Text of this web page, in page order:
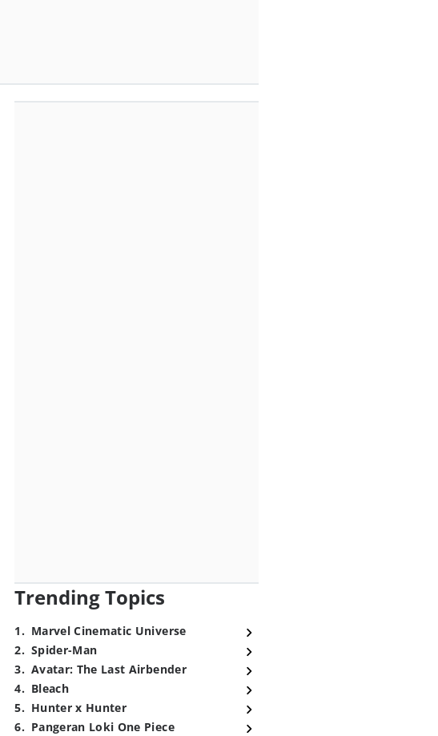
Trending Topics
1. Marvel Cinematic Universe
2. Spider-Man
3. Avatar: The Last Airbender
4. Bleach
5. Hunter x Hunter
6. Pangeran Loki One Piece